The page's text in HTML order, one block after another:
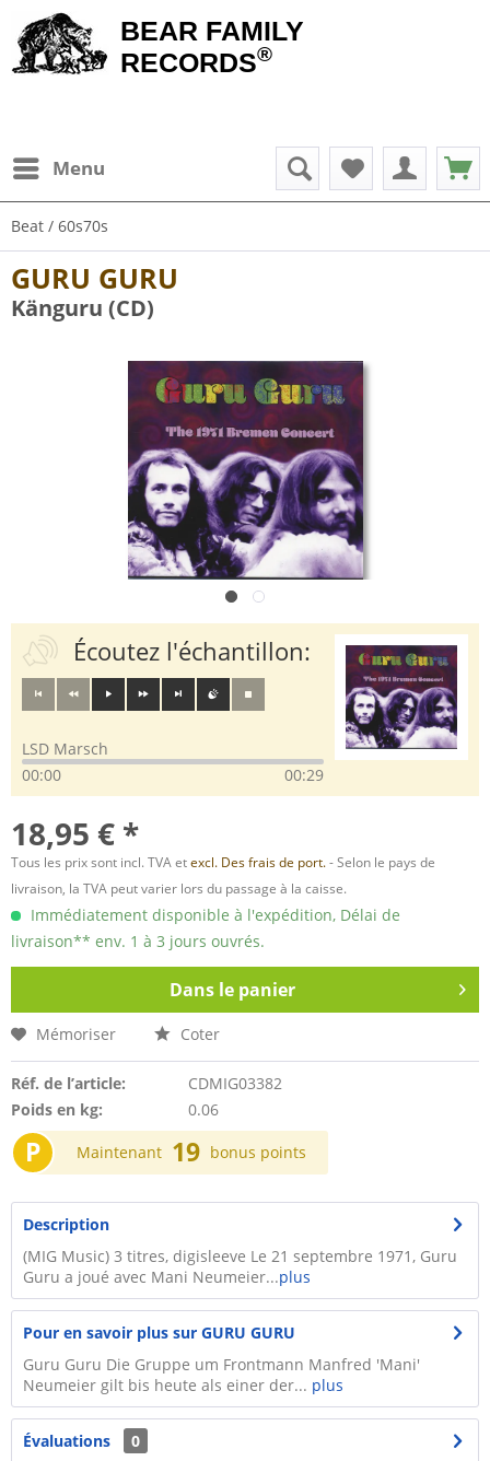
BEAR FAMILY
RECORDS®
Menu
Beat / 60s70s
GURU GURU
Känguru (CD)
Écoutez l'échantillon:
LSD Marsch
00:00
00:29
18,95 € *
Tous les prix sont incl. TVA etexcl. Des frais de port.- Selon le pays de
livraison, la TVA peut varier lors du passage à la caisse.
Immédiatement disponible à l'expédition, Délai de
livraison** env. 1 à 3 jours ouvrés.
Dans le panier
Mémoriser Coter
Réf. de l’article:
CDMIG03382
Poids en kg:
0.06
P Maintenant 19 bonus points
Description
(MIG Music) 3 titres, digisleeve Le 21 septembre 1971, Guru
Guru a joué avec Mani Neumeier...plus
Pour en savoir plus sur GURU GURU
Guru Guru Die Gruppe um Frontmann Manfred 'Mani'
Neumeier gilt bis heute als einer der... plus
Évaluations
0